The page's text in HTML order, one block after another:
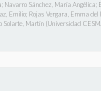
; Navarro Sánchez, María Angélica;
Emilio; Rojas Vergara, Emma del
Solarte, Martín (Universidad